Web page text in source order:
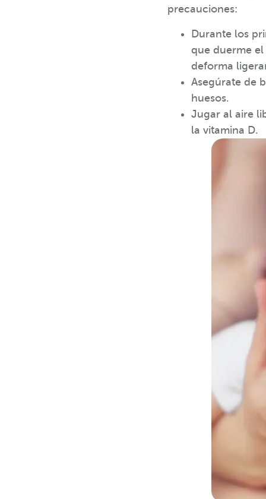
precauciones:
Durante los
que duerme el
deforma
Asegúrate de
huesos.
Jugar al aire
la vitamina D.